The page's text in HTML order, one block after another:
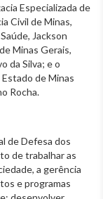
Especializada de
Civil de Minas,
Jackson
Minas Gerais,
da Silva; e o
de Minas
Rocha.
de Defesa dos
de trabalhar as
a gerência
e programas